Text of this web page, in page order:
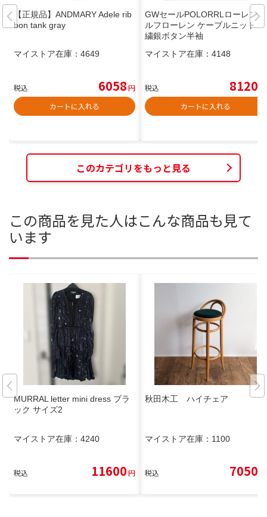
【正規品】ANDMARY Adele rib
bon tank gray
マイストア在庫： 4649
税込 6058円
カートに入れる
GWセールPOLORRLローレンラ
ルフローレン ケーブルニット 刺
繍銀ボタン半袖
マイストア在庫： 4148
税込 8120
カートに入れる
このカテゴリをもっと見る
この商品を見た人はこんな商品も見て
います
MURRAL letter mini dress ブラ
ック サイズ2
マイストア在庫： 4240
税込 11600円
秋田木工 ハイチェア
マイストア在庫： 1100
税込 7050